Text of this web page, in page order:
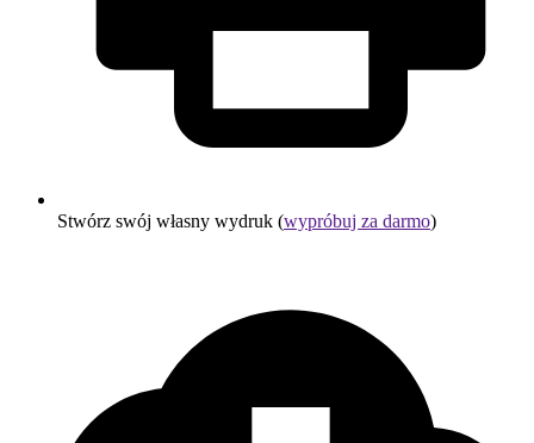
Stwórz swój własny wydruk (wypróbuj za darmo)